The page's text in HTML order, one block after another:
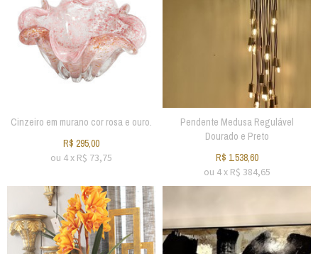
Cinzeiro em murano cor rosa e ouro.
R$ 295,00
ou 4x R$ 73,75
Pendente Medusa Regulável
Dourado e Preto
R$ 1.538,60
ou 4x R$ 384,65